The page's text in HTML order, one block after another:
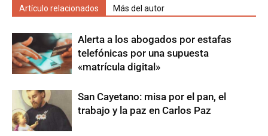
Artículo relacionados Más del autor
Alerta a los abogados por estafas
telefónicas por una supuesta
«matrícula digital»
San Cayetano: misa por el pan, el
trabajo y la paz en Carlos Paz